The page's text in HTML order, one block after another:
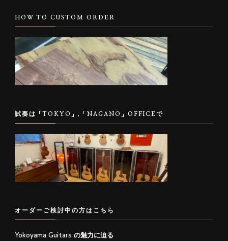
HOW TO CUSTOM ORDER
試奏は「TOKYO」,「NAGANO」OFFICEで
オーダーご検討中の方はこちら
Yokoyama Guitars の魅力に迫る